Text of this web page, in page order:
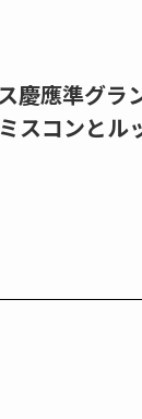
慶應準グラ
スコンとル